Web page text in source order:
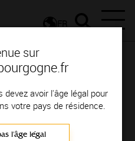
sur
avoir l'âge légal pour
votre pays de résidence.
l'âge légal
FR
&
Hameau -